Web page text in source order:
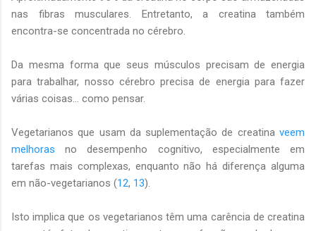
nas fibras musculares. Entretanto, a creatina também
encontra-se concentrada no cérebro.
Da mesma forma que seus músculos precisam de energia
para trabalhar, nosso cérebro precisa de energia para fazer
várias coisas... como pensar.
Vegetarianos que usam da suplementação de creatina veem
melhoras no desempenho cognitivo, especialmente em
tarefas mais complexas, enquanto não há diferença alguma
em não-vegetarianos (12, 13).
Isto implica que os vegetarianos têm uma carência de creatina